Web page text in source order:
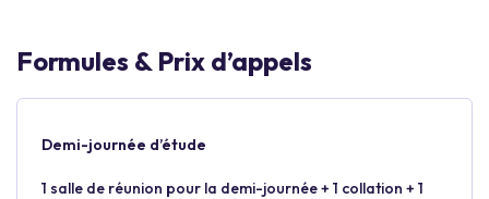
Formules & Prix d’appels
Demi-journée d’étude
1 salle de réunion pour la demi-journée + 1 collation + 1